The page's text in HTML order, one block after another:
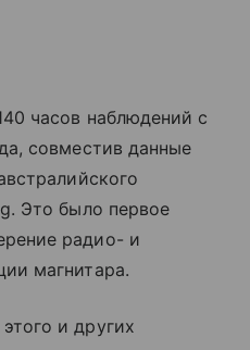
часов наблюдений с
совместив данные
Это было первое
радио- и
магнитара.
и других